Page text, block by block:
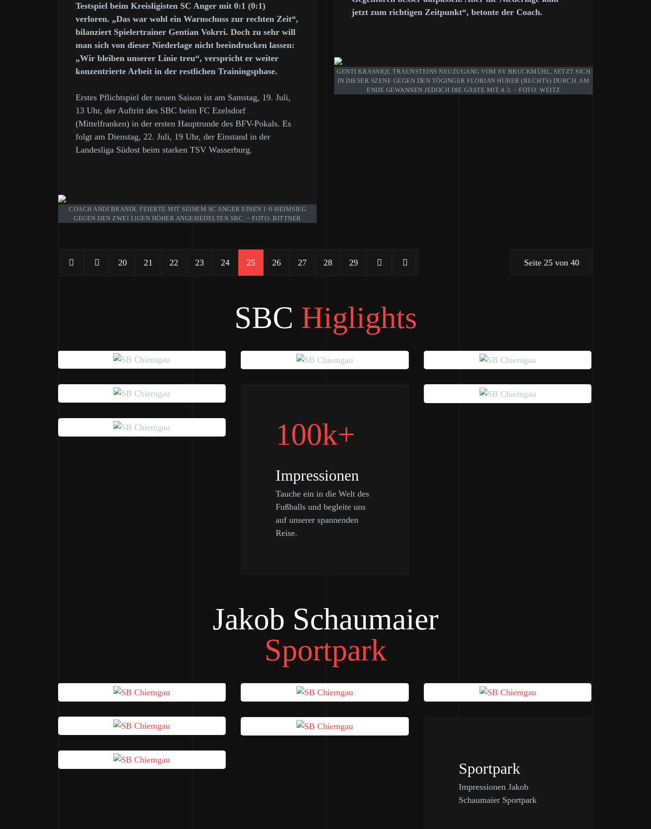
Testspiel beim Kreisligisten SC Anger mit 0:1 (0:1)
verloren. „Das war wohl ein Warnschuss zur rechten Zeit“,
bilanziert Spielertrainer Gentian Vokrri. Doch zu sehr will
man sich von dieser Niederlage nicht beeindrucken lassen:
„Wir bleiben unserer Linie treu“, verspricht er weiter
konzentrierte Arbeit in der restlichen Trainingsphase.
Erstes Pflichtspiel der neuen Saison ist am Samstag, 19. Juli,
13 Uhr, der Auftritt des SBC beim FC Ezelsdorf
(Mittelfranken) in der ersten Hauptrunde des BFV-Pokals. Es
folgt am Dienstag, 22. Juli, 19 Uhr, der Einstand in der
Landesliga Südost beim starken TSV Wasserburg.
COACH ANDI BRANDL FEIERTE MIT SEINEM SC ANGER EINEN 1:0-HEIMSIEG
GEGEN DEN ZWEI LIGEN HÖHER ANGESIEDELTEN SBC. − FOTO: BITTNER
jetzt zum richtigen Zeitpunkt“, betonte der Coach.
GENTI KRASNIQI, TRAUNSTEINS NEUZUGANG VOM SV BRUCKMÜHL, SETZT SICH
IN DIESER SZENE GEGEN DEN TÖGINGER FLORIAN HUBER (RECHTS) DURCH. AM
ENDE GEWANNEN JEDOCH DIE GÄSTE MIT 4:3. − FOTO: WEITZ
20 21 22 23 24 25 26 27 28 29 Seite 25 von 40
SBC Higlights
100k+
Impressionen
Tauche ein in die Welt des
Fußballs und begleite uns
auf unserer spannenden
Reise.
Jakob Schaumaier
Sportpark
Sportpark
Impressionen Jakob
Schaumaier Sportpark